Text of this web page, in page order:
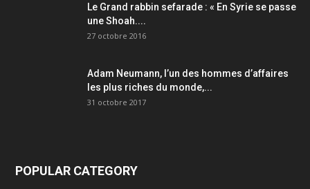
Le Grand rabbin sefarade : « En Syrie se passe
une Shoah....
27 octobre 2016
Adam Neumann, l’un des hommes d’affaires
les plus riches du monde,...
31 octobre 2017
POPULAR CATEGORY